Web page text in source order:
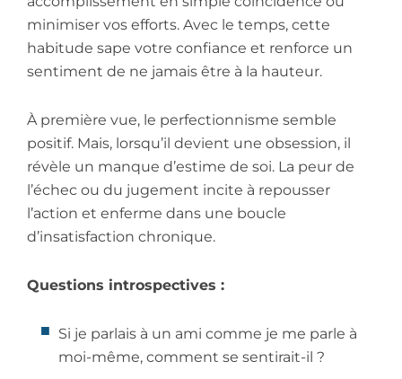
minimiser vos efforts. Avec le temps, cette
habitude sape votre confiance et renforce un
sentiment de ne jamais être à la hauteur.
À première vue, le perfectionnisme semble
positif. Mais, lorsqu’il devient une obsession, il
révèle un manque d’estime de soi. La peur de
l’échec ou du jugement incite à repousser
l’action et enferme dans une boucle
d’insatisfaction chronique.
Questions introspectives :
Si je parlais à un ami comme je me parle à
moi-même, comment se sentirait-il ?